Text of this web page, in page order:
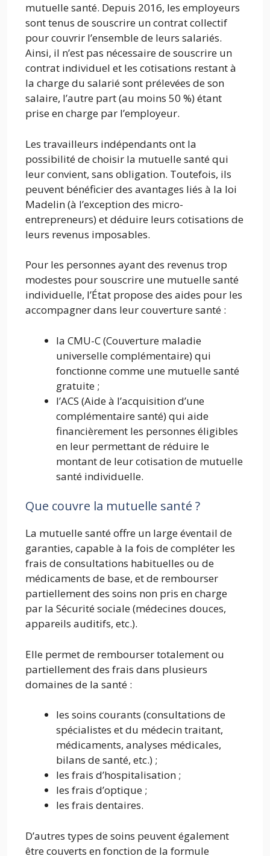
mutuelle santé. Depuis 2016, les employeurs
sont tenus de souscrire un contrat collectif
pour couvrir l’ensemble de leurs salariés.
Ainsi, il n’est pas nécessaire de souscrire un
contrat individuel et les cotisations restant à
la charge du salarié sont prélevées de son
salaire, l’autre part (au moins 50 %) étant
prise en charge par l’employeur.
Les travailleurs indépendants ont la
possibilité de choisir la mutuelle santé qui
leur convient, sans obligation. Toutefois, ils
peuvent bénéficier des avantages liés à la loi
Madelin (à l’exception des micro-
entrepreneurs) et déduire leurs cotisations de
leurs revenus imposables.
Pour les personnes ayant des revenus trop
modestes pour souscrire une mutuelle santé
individuelle, l’État propose des aides pour les
accompagner dans leur couverture santé :
la CMU-C (Couverture maladie
universelle complémentaire) qui
fonctionne comme une mutuelle santé
gratuite ;
l’ACS (Aide à l’acquisition d’une
complémentaire santé) qui aide
financièrement les personnes éligibles
en leur permettant de réduire le
montant de leur cotisation de mutuelle
santé individuelle.
Que couvre la mutuelle santé ?
La mutuelle santé offre un large éventail de
garanties, capable à la fois de compléter les
frais de consultations habituelles ou de
médicaments de base, et de rembourser
partiellement des soins non pris en charge
par la Sécurité sociale (médecines douces,
appareils auditifs, etc.).
Elle permet de rembourser totalement ou
partiellement des frais dans plusieurs
domaines de la santé :
les soins courants (consultations de
spécialistes et du médecin traitant,
médicaments, analyses médicales,
bilans de santé, etc.) ;
les frais d’hospitalisation ;
les frais d’optique ;
les frais dentaires.
D’autres types de soins peuvent également
être couverts en fonction de la formule